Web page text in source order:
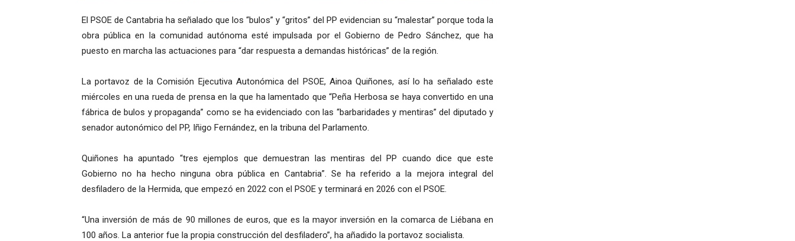
El PSOE de Cantabria ha señalado que los “bulos” y “gritos” del PP evidencian su “malestar” porque toda la
obra pública en la comunidad autónoma esté impulsada por el Gobierno de Pedro Sánchez, que ha
puesto en marcha las actuaciones para “dar respuesta a demandas históricas” de la región.
La portavoz de la Comisión Ejecutiva Autonómica del PSOE, Ainoa Quiñones, así lo ha señalado este
miércoles en una rueda de prensa en la que ha lamentado que “Peña Herbosa se haya convertido en una
fábrica de bulos y propaganda” como se ha evidenciado con las “barbaridades y mentiras” del diputado y
senador autonómico del PP, Iñigo Fernández, en la tribuna del Parlamento.
Quiñones ha apuntado “tres ejemplos que demuestran las mentiras del PP cuando dice que este
Gobierno no ha hecho ninguna obra pública en Cantabria”. Se ha referido a la mejora integral del
desfiladero de la Hermida, que empezó en 2022 con el PSOE y terminará en 2026 con el PSOE.
“Una inversión de más de 90 millones de euros, que es la mayor inversión en la comarca de Liébana en
100 años. La anterior fue la propia construcción del desfiladero”, ha añadido la portavoz socialista.